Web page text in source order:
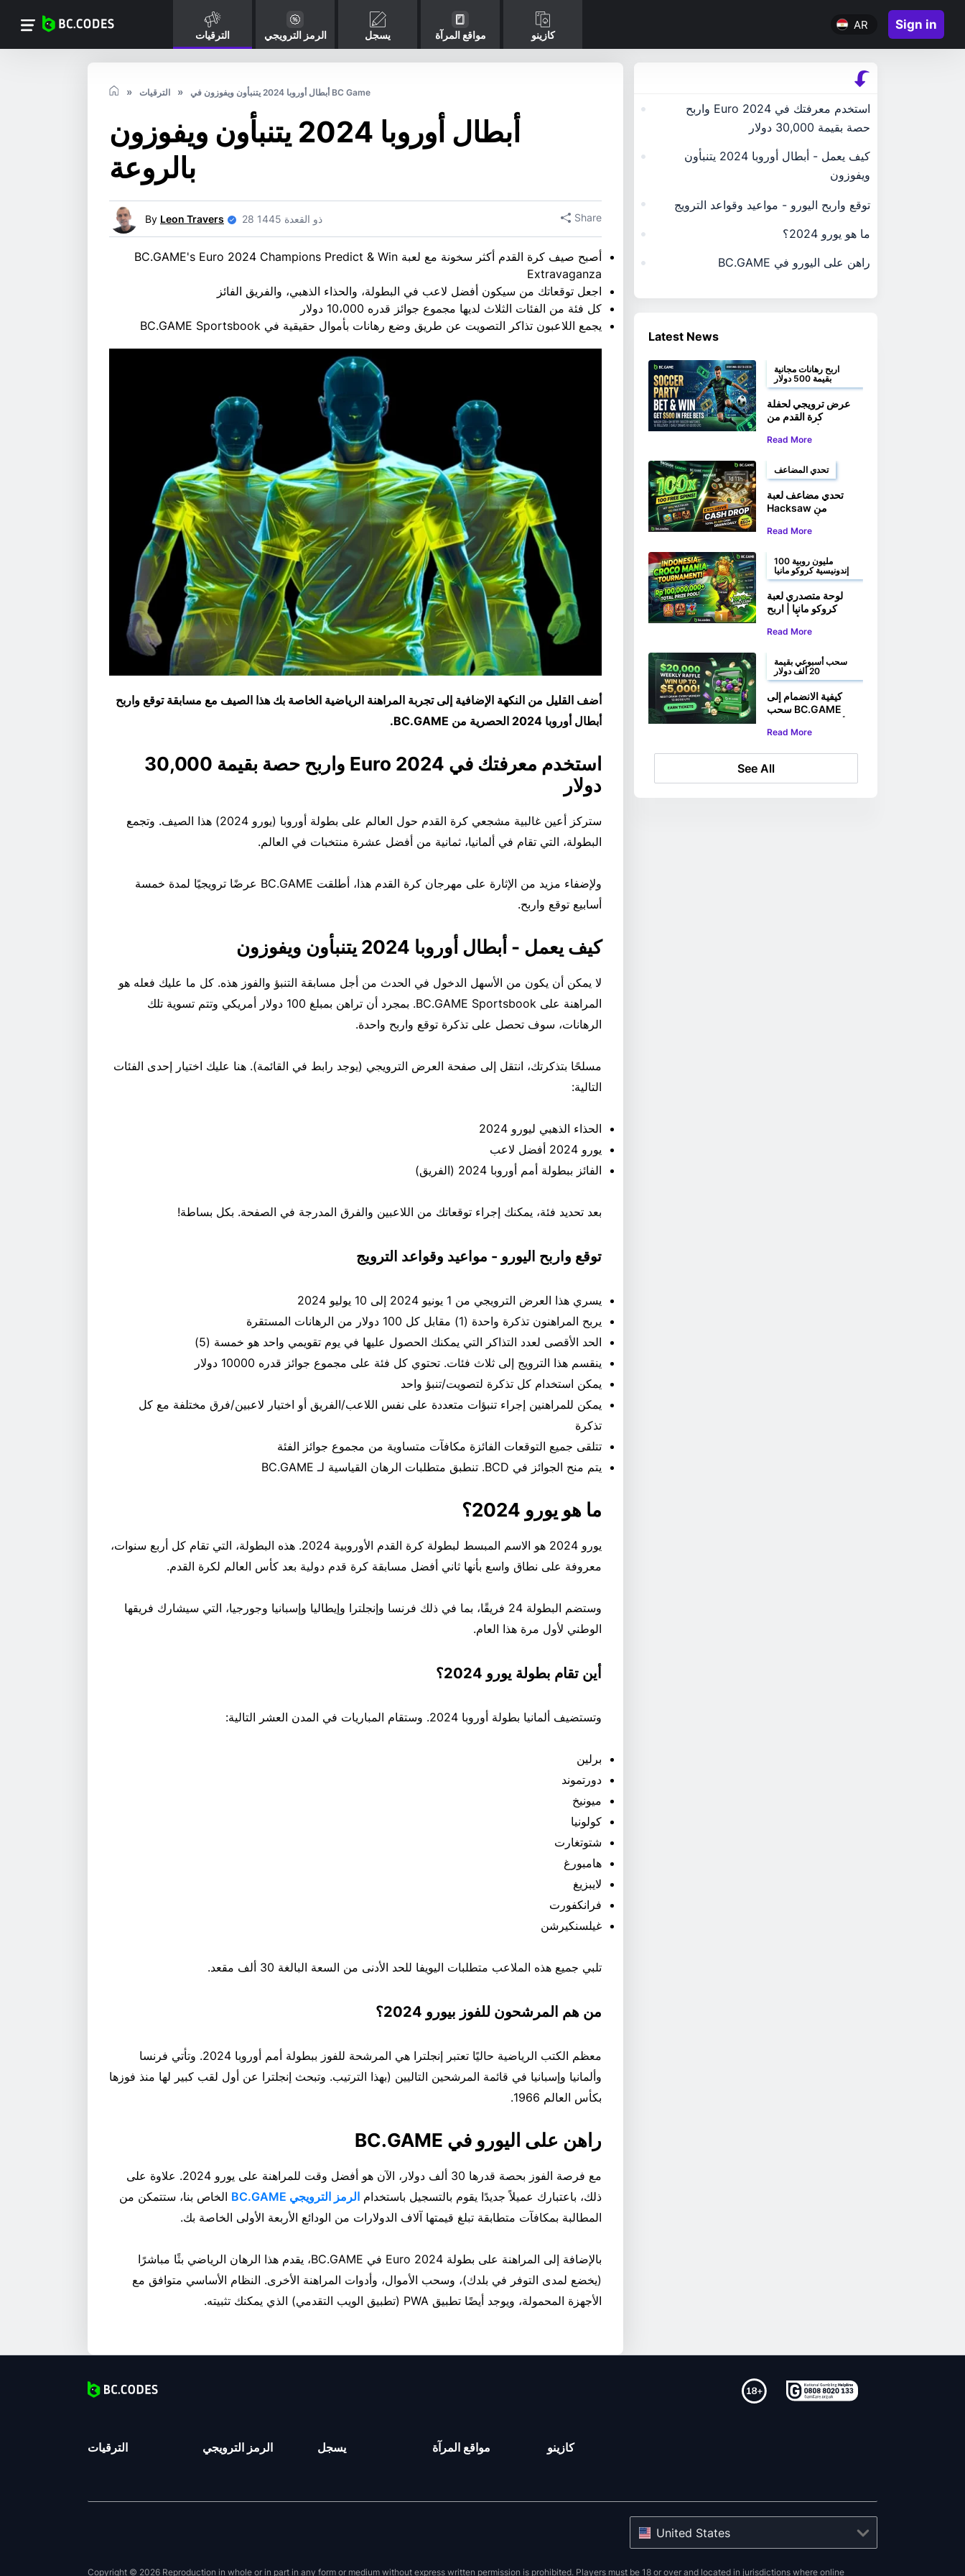
الترقيات الرمز الترويجي يسجل مواقع المرآة كازينو
AR Sign in
الترقيات أبطال أوروبا 2024 يتنبأون ويفوزون في BC Game
أبطال أوروبا 2024 يتنبأون ويفوزون
بالروعة
By Leon Travers 28 ذو القعدة 1445 Share
أصبح صيف كرة القدم أكثر سخونة مع لعبة BC.GAME's Euro 2024 Champions Predict & Win
Extravaganza
اجعل توقعاتك من سيكون أفضل لاعب في البطولة، والحذاء الذهبي، والفريق الفائز
كل فئة من الفئات الثلاث لديها مجموع جوائز قدره 10،000 دولار
يجمع اللاعبون تذاكر التصويت عن طريق وضع رهانات بأموال حقيقية في BC.GAME Sportsbook
أضف القليل من النكهة الإضافية إلى تجربة المراهنة الرياضية الخاصة بك هذا الصيف مع مسابقة توقع واربح
أبطال أوروبا 2024 الحصرية من BC.GAME.
استخدم معرفتك في Euro 2024 واربح حصة بقيمة 30,000
دولار
ستركز أعين غالبية مشجعي كرة القدم حول العالم على بطولة أوروبا (يورو 2024) هذا الصيف. وتجمع
البطولة، التي تقام في ألمانيا، ثمانية من أفضل عشرة منتخبات في العالم.
ولإضفاء مزيد من الإثارة على مهرجان كرة القدم هذا، أطلقت BC.GAME عرضًا ترويجيًا لمدة خمسة
أسابيع توقع واربح.
كيف يعمل - أبطال أوروبا 2024 يتنبأون ويفوزون
لا يمكن أن يكون من الأسهل الدخول في الحدث من أجل مسابقة التنبؤ والفوز هذه. كل ما عليك فعله هو
المراهنة على BC.GAME Sportsbook. بمجرد أن تراهن بمبلغ 100 دولار أمريكي وتتم تسوية تلك
الرهانات، سوف تحصل على تذكرة توقع واربح واحدة.
مسلحًا بتذكرتك، انتقل إلى صفحة العرض الترويجي (يوجد رابط في القائمة). هنا عليك اختيار إحدى الفئات
التالية:
الحذاء الذهبي ليورو 2024
يورو 2024 أفضل لاعب
الفائز ببطولة أمم أوروبا 2024 (الفريق)
بعد تحديد فئة، يمكنك إجراء توقعاتك من اللاعبين والفرق المدرجة في الصفحة. بكل بساطة!
توقع واربح اليورو - مواعيد وقواعد الترويج
يسري هذا العرض الترويجي من 1 يونيو 2024 إلى 10 يوليو 2024
يربح المراهنون تذكرة واحدة (1) مقابل كل 100 دولار من الرهانات المستقرة
الحد الأقصى لعدد التذاكر التي يمكنك الحصول عليها في يوم تقويمي واحد هو خمسة (5)
ينقسم هذا الترويج إلى ثلاث فئات. تحتوي كل فئة على مجموع جوائز قدره 10000 دولار
يمكن استخدام كل تذكرة لتصويت/تنبؤ واحد
يمكن للمراهنين إجراء تنبؤات متعددة على نفس اللاعب/الفريق أو اختيار لاعبين/فرق مختلفة مع كل
تذكرة
تتلقى جميع التوقعات الفائزة مكافآت متساوية من مجموع جوائز الفئة
يتم منح الجوائز في BCD. تنطبق متطلبات الرهان القياسية لـ BC.GAME
ما هو يورو 2024؟
يورو 2024 هو الاسم المبسط لبطولة كرة القدم الأوروبية 2024. هذه البطولة، التي تقام كل أربع سنوات،
معروفة على نطاق واسع بأنها ثاني أفضل مسابقة كرة قدم دولية بعد كأس العالم لكرة القدم.
وستضم البطولة 24 فريقًا، بما في ذلك فرنسا وإنجلترا وإيطاليا وإسبانيا وجورجيا، التي سيشارك فريقها
الوطني لأول مرة هذا العام.
أين تقام بطولة يورو 2024؟
وتستضيف ألمانيا بطولة أوروبا 2024. وستقام المباريات في المدن العشر التالية:
برلين
دورتموند
ميونيخ
كولونيا
شتوتغارت
هامبورغ
لايبزيغ
فرانكفورت
غيلسنكيرشن
تلبي جميع هذه الملاعب متطلبات اليويفا للحد الأدنى من السعة البالغة 30 ألف مقعد.
من هم المرشحون للفوز بيورو 2024؟
معظم الكتب الرياضية حاليًا تعتبر إنجلترا هي المرشحة للفوز ببطولة أمم أوروبا 2024. وتأتي فرنسا
وألمانيا وإسبانيا في قائمة المرشحين التاليين (بهذا الترتيب. وتبحث إنجلترا عن أول لقب كبير لها منذ فوزها
بكأس العالم 1966.
راهن على اليورو في BC.GAME
مع فرصة الفوز بحصة قدرها 30 ألف دولار، الآن هو أفضل وقت للمراهنة على يورو 2024. علاوة على
ذلك، باعتبارك عميلاً جديدًا يقوم بالتسجيل باستخدام الرمز الترويجي BC.GAME
الخاص بنا، ستتمكن من
المطالبة بمكافآت متطابقة تبلغ قيمتها آلاف الدولارات من الودائع الأربعة الأولى الخاصة بك.
بالإضافة إلى المراهنة على بطولة Euro 2024 في BC.GAME، يقدم هذا الرهان الرياضي بثًا مباشرًا
(يخضع لمدى التوفر في بلدك)، وسحب الأموال، وأدوات المراهنة الأخرى. النظام الأساسي متوافق مع
الأجهزة المحمولة، ويوجد أيضًا تطبيق PWA (تطبيق الويب التقدمي) الذي يمكنك تثبيته.
استخدم معرفتك في Euro 2024 واربح
حصة بقيمة 30,000 دولار
كيف يعمل - أبطال أوروبا 2024 يتنبأون
ويفوزون
توقع واربح اليورو - مواعيد وقواعد الترويج
ما هو يورو 2024؟
راهن على اليورو في BC.GAME
Latest News
اربح رهانات مجانية
بقيمة 500 دولار
عرض ترويجي لحفلة
كرة القدم من
واربح حتى 500 دولار
مجانية
Read More
تحدي المضاعف
تحدي مضاعف لعبة
Hacksaw من
لفة مجانية وجوائز نقدية
Read More
100 مليون روبية
إندونيسية كروكو مانيا
لوحة متصدري لعبة
كروكو مانيا | اربح
100,000,000 روبية
Read More
سحب أسبوعي بقيمة
20 ألف دولار
كيفية الانضمام إلى
سحب BC.GAME
Read More
See All
الترقيات الرمز الترويجي يسجل مواقع المرآة كازينو
United States
Copyright © 2026 Reproduction in whole or in part in any form or medium without express written permission is prohibited. Players must be 18 or over and located in jurisdictions where online